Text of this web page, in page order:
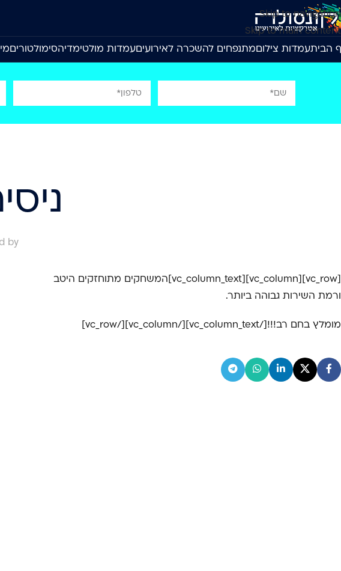
Skip to navigation
Skip to main content
הביתעמדות צילוםמתנפחים להשכרה לאירועיםעמדות מולטימדיהסימולטורים
by
ורמת השירות גבוהה ביותר.
מומלץ בחם רב!!![/vc_column_text][/vc_column][/vc_row]